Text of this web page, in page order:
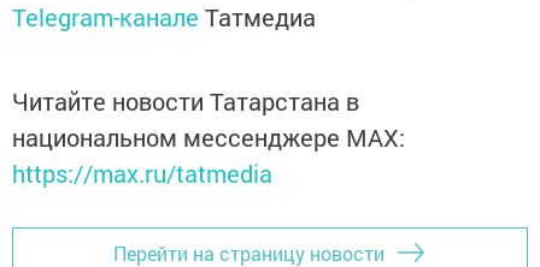
Telegram-канале Татмедиа
Читайте новости Татарстана в
национальном мессенджере MАХ:
https://max.ru/tatmedia
Перейти на страницу новости